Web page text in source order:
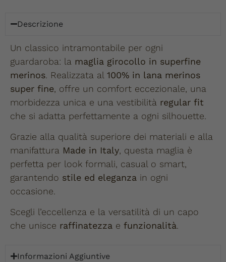
Descrizione
Un classico intramontabile per ogni
guardaroba: la maglia girocollo in superfine
merinos . Realizzata al 100% in lana merinos
super fine, offre un comfort eccezionale, una
morbidezza unica e una vestibilità regular fit
che si adatta perfettamente a ogni silhouette.
Grazie alla qualità superiore dei materiali e alla
manifattura Made in Italy, questa maglia è
perfetta per look formali, casual o smart,
garantendo stile ed eleganza in ogni
occasione.
Scegli l’eccellenza e la versatilità di un capo
che unisce raffinatezza e funzionalità.
Informazioni Aggiuntive